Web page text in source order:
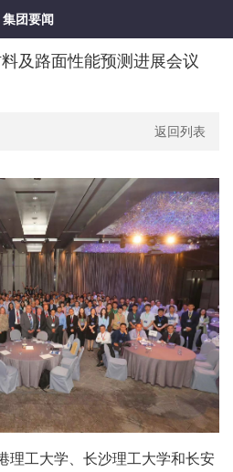
集团要闻
及路面性能预测进展会议
返回列表
理工大学、长沙理工大学和长安